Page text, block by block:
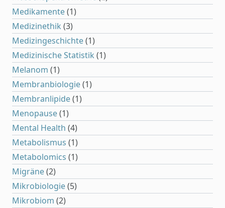
Medikamente(1)
Medizinethik (3)
Medizingeschichte(1)
Medizinische Statistik (1)
Melanom (1)
Membranbiologie(1)
Membranlipide(1)
Menopause(1)
Mental Health (4)
Metabolismus (1)
Metabolomics (1)
Migräne(2)
Mikrobiologie(5)
Mikrobiom (2)